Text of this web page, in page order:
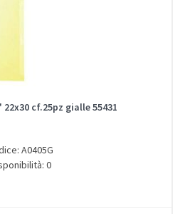
22x30 cf.25pz gialle 55431
A0405G
0